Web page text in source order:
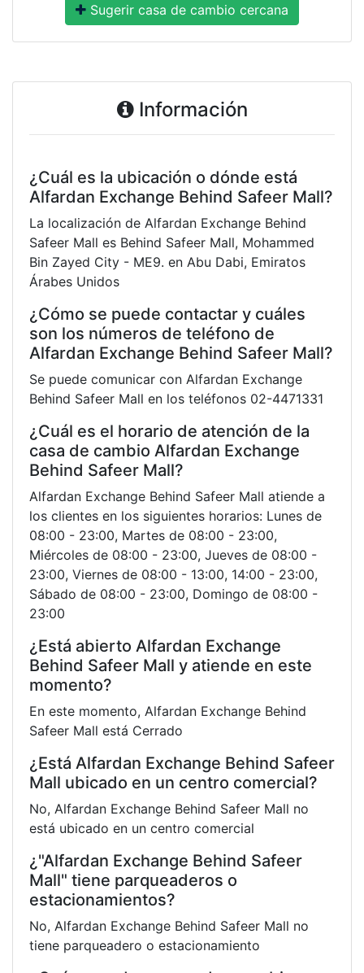
Sugerir casa de cambio cercana
Información
¿Cuál es la ubicación o dónde está
Alfardan Exchange Behind Safeer Mall?
La localización de Alfardan Exchange Behind
Safeer Mall es Behind Safeer Mall, Mohammed
Bin Zayed City - ME9. en Abu Dabi, Emiratos
Árabes Unidos
¿Cómo se puede contactar y cuáles
son los números de teléfono de
Alfardan Exchange Behind Safeer Mall?
Se puede comunicar con Alfardan Exchange
Behind Safeer Mall en los teléfonos 02-4471331
¿Cuál es el horario de atención de la
casa de cambio Alfardan Exchange
Behind Safeer Mall?
Alfardan Exchange Behind Safeer Mall atiende a
los clientes en los siguientes horarios: Lunes de
08:00 - 23:00, Martes de 08:00 - 23:00,
Miércoles de 08:00 - 23:00, Jueves de 08:00 -
23:00, Viernes de 08:00 - 13:00, 14:00 - 23:00,
Sábado de 08:00 - 23:00, Domingo de 08:00 -
23:00
¿Está abierto Alfardan Exchange
Behind Safeer Mall y atiende en este
momento?
En este momento, Alfardan Exchange Behind
Safeer Mall está Cerrado
¿Está Alfardan Exchange Behind Safeer
Mall ubicado en un centro comercial?
No, Alfardan Exchange Behind Safeer Mall no
está ubicado en un centro comercial
¿"Alfardan Exchange Behind Safeer
Mall" tiene parqueaderos o
estacionamientos?
No, Alfardan Exchange Behind Safeer Mall no
tiene parqueadero o estacionamiento